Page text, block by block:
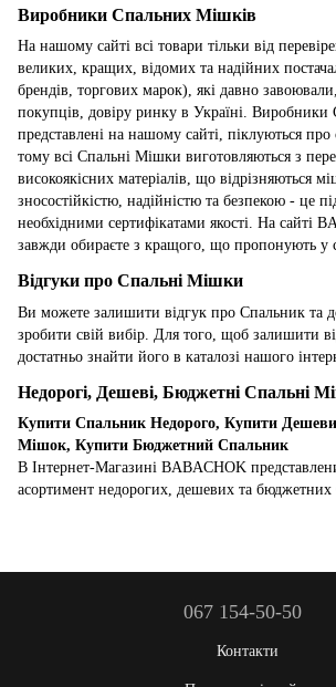
Виробники Спальних Мішків
На нашому сайті всі товари тільки від
великих, кращих, відомих та надійних
брендів, торгових марок), які давно
покупців, довіру ринку в Україні. Виробники
представлені на нашому сайті, піклуються
тому всі Спальні Мішки виготовляються з
високоякісних матеріалів, що відрізняються
зносостійкістю, надійністю та безпекою - це
необхідними сертифікатами якості. На сайті
завжди обираєте з кращого, що пропонують у
Відгуки про Спальні Мішки
Ви можете залишити відгук про Спальник та
зробити свій вибір. Для того, щоб залишити
достатньо знайти його в каталозі нашого
Недорогі, Дешеві, Бюджетні Спальні
Купити Спальник Недорого, Купити
Мішок, Купити Бюджетний Спальник
В Інтернет-Магазині BABACHOK
асортимент недорогих, дешевих та
067 154-50-50
Контакти